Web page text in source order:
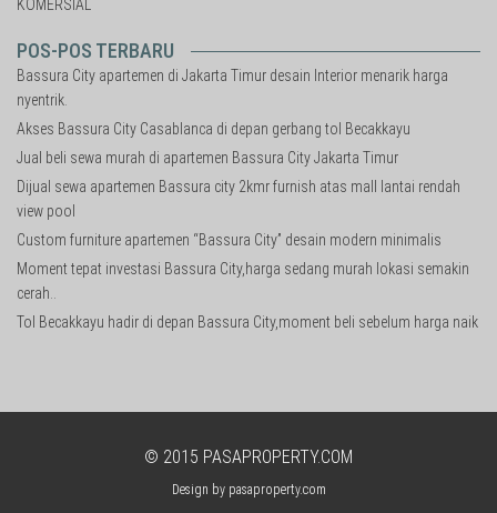
KOMERSIAL
POS-POS TERBARU
Bassura City apartemen di Jakarta Timur desain Interior menarik harga
nyentrik.
Akses Bassura City Casablanca di depan gerbang tol Becakkayu
Jual beli sewa murah di apartemen Bassura City Jakarta Timur
Dijual sewa apartemen Bassura city 2kmr furnish atas mall lantai rendah
view pool
Custom furniture apartemen “Bassura City” desain modern minimalis
Moment tepat investasi Bassura City,harga sedang murah lokasi semakin
cerah..
Tol Becakkayu hadir di depan Bassura City,moment beli sebelum harga naik
© 2015 PASAPROPERTY.COM
Design by pasaproperty.com